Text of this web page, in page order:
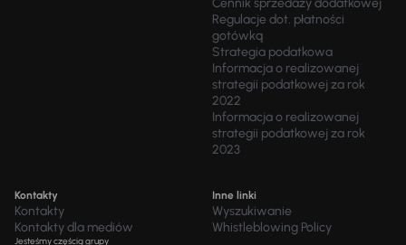
Cennik sprzedaży dodatkowej
Regulacje dot. płatności
gotówką
Strategia podatkowa
Informacja o realizowanej
strategii podatkowej za rok
2022
Informacja o realizowanej
strategii podatkowej za rok
2023
Kontakty
Kontakty
Kontakty dla mediów
Inne linki
Wyszukiwanie
Whistleblowing Policy
Jesteśmy częścią grupy